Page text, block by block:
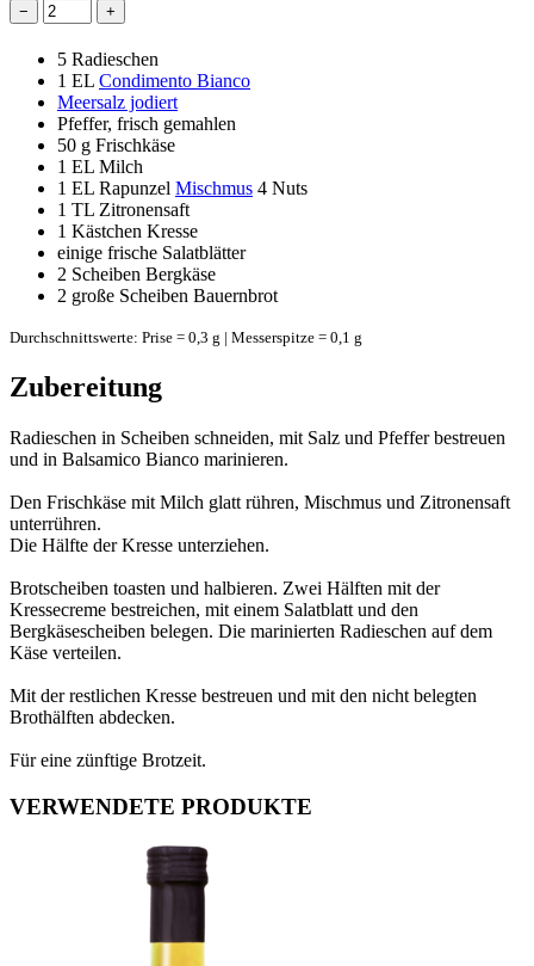
− +
5 Radieschen
1 EL Condimento Bianco
Meersalz jodiert
Pfeffer, frisch gemahlen
50 g Frischkäse
1 EL Milch
1 EL Rapunzel Mischmus 4 Nuts
1 TL Zitronensaft
1 Kästchen Kresse
einige frische Salatblätter
2 Scheiben Bergkäse
2 große Scheiben Bauernbrot
Durchschnittswerte: Prise = 0,3 g | Messerspitze = 0,1 g
Zubereitung
Radieschen in Scheiben schneiden, mit Salz und Pfeffer bestreuen
und in Balsamico Bianco marinieren.
Den Frischkäse mit Milch glatt rühren, Mischmus und Zitronensaft
unterrühren.
Die Hälfte der Kresse unterziehen.
Brotscheiben toasten und halbieren. Zwei Hälften mit der
Kressecreme bestreichen, mit einem Salatblatt und den
Bergkäsescheiben belegen. Die marinierten Radieschen auf dem
Käse verteilen.
Mit der restlichen Kresse bestreuen und mit den nicht belegten
Brothälften abdecken.
Für eine zünftige Brotzeit.
VERWENDETE PRODUKTE